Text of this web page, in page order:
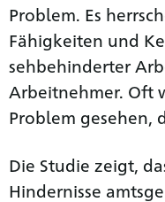
Problem. Es
Fähigkeiten und
sehbehinderter
Arbeitnehmer. Oft
Problem gesehen,
Die Studie zeigt,
Hindernisse